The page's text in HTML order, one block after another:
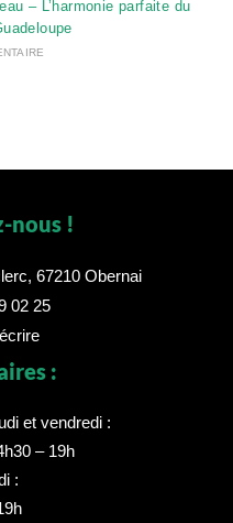
– L’harmonie parfaite du
nous !
67210 Obernai
02 25
:
et vendredi :
– 19h
: